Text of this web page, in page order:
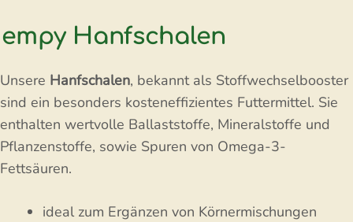
Hanfschalen
Unsere Hanfschalen, bekannt als Stoffwechselbooster
sind ein besonders kosteneffizientes Futtermittel. Sie
enthalten wertvolle Ballaststoffe, Mineralstoffe und
Pflanzenstoffe, sowie Spuren von Omega-3-
Fettsäuren.
ideal zum Ergänzen von Körnermischungen